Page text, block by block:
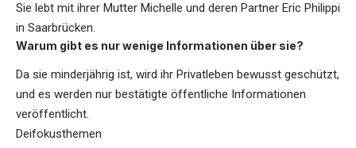
Sie lebt mit ihrer Mutter Michelle und deren Partner Eric Philippi
in Saarbrücken.
Warum gibt es nur wenige Informationen über sie?
Da sie minderjährig ist, wird ihr Privatleben bewusst geschützt,
und es werden nur bestätigte öffentliche Informationen
veröffentlicht.
Deifokusthemen